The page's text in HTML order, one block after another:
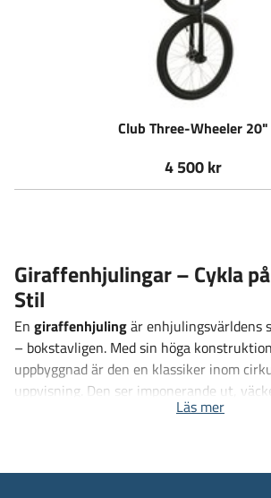
Club Three-Wheeler 20"
4 500 kr
Giraffenhjulingar – Cykla
Stil
En giraffenhjulingär enhjulingsvärldens
– bokstavligen. Med sin höga
uppbyggnad är den en klassiker inom
uppvisning. Den ser imponerande ut,
och erbjuder en helt ny upplevelse jämfört
Läs mer